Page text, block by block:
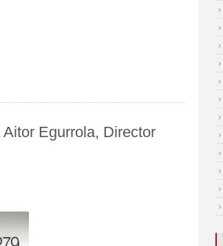
Egurrola, Director